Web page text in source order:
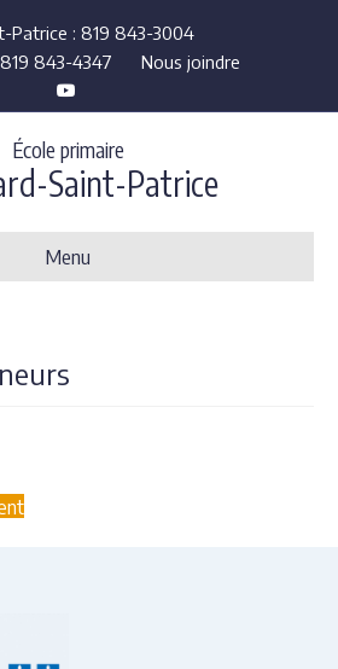
Patrice : 819 843-3004
843-4347
Nous joindre
Youtube
École primaire
Saint-Patrice
Menu